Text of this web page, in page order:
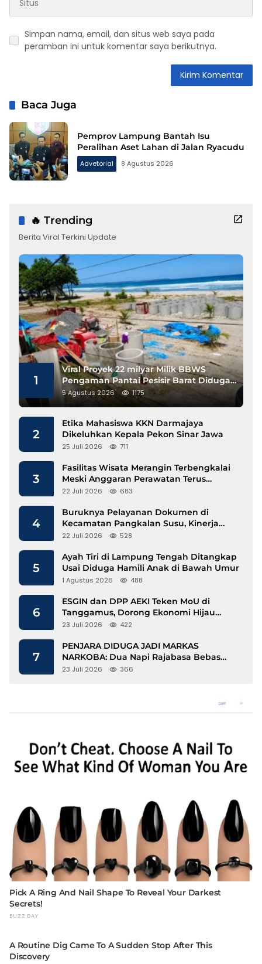
Simpan nama, email, dan situs web saya pada
peramban ini untuk komentar saya berikutnya.
Baca Juga
Pemprov Lampung Bantah Isu
Peralihan Aset Lahan di Jalan Ryacudu
Advetorial 8 Agustus 2026
🔥 Trending
Berita Viral Terkini Update
1
Viral Proyek 22 milyar Milik BBWS
Pengaman Pantai Pesisir Barat Diduga
Gunakan Besi Banci
5 Agustus 2026 1175
2
Etika Mahasiswa KKN Darmajaya
Dikeluhkan Kepala Pekon Sinar Jawa
25 Juli 2026 711
3
Fasilitas Wisata Merangin Terbengkalai
Meski Anggaran Perawatan Terus
Mengalir
22 Juli 2026 683
4
Buruknya Pelayanan Dokumen di
Kecamatan Pangkalan Susu, Kinerja
Disdukcapil Langkat Disorot
22 Juli 2026 528
5
Ayah Tiri di Lampung Tengah Ditangkap
Usai Diduga Hamili Anak di Bawah Umur
1 Agustus 2026 488
6
ESGIN dan DPP AEKI Teken MoU di
Tanggamus, Dorong Ekonomi Hijau
Berbasis Kopi dan Perdagangan Karbon
23 Juli 2026 422
7
PENJARA DIDUGA JADI MARKAS
NARKOBA: Dua Napi Rajabasa Bebas
Gunakan HP, Muncul Dugaan
23 Juli 2026 366